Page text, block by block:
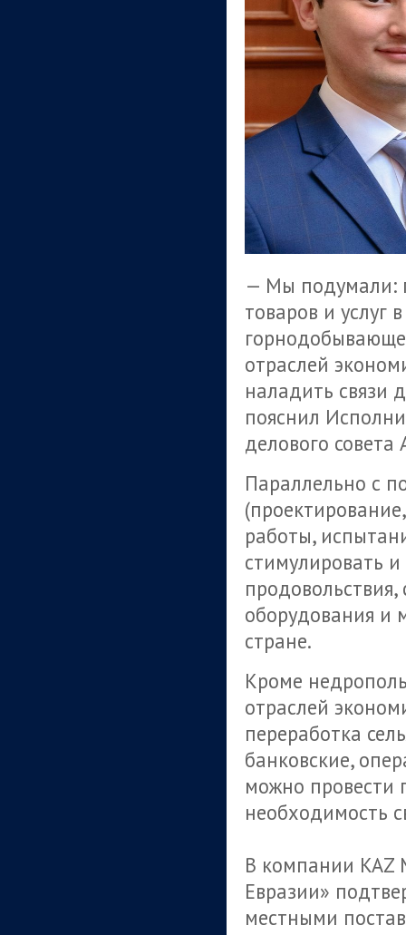
— Мы подумали:
товаров и услуг
отраслей
наладить связи
пояснил
делового
Параллельно с
работы,
стимулировать
оборудования и
стране.
Кроме
отраслей
переработка
банковские,
можно провести
необходимость
В компании KAZ
Евразии»
местными